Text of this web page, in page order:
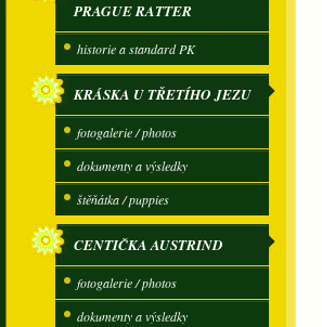
PRAGUE RATTER
historie a standard PK
KRÁSKA U TŘETÍHO JEZU
fotogalerie / photos
dokumenty a výsledky
štěňátka / puppies
CENTIČKA AUSTRIND
fotogalerie / photos
dokumenty a výsledky